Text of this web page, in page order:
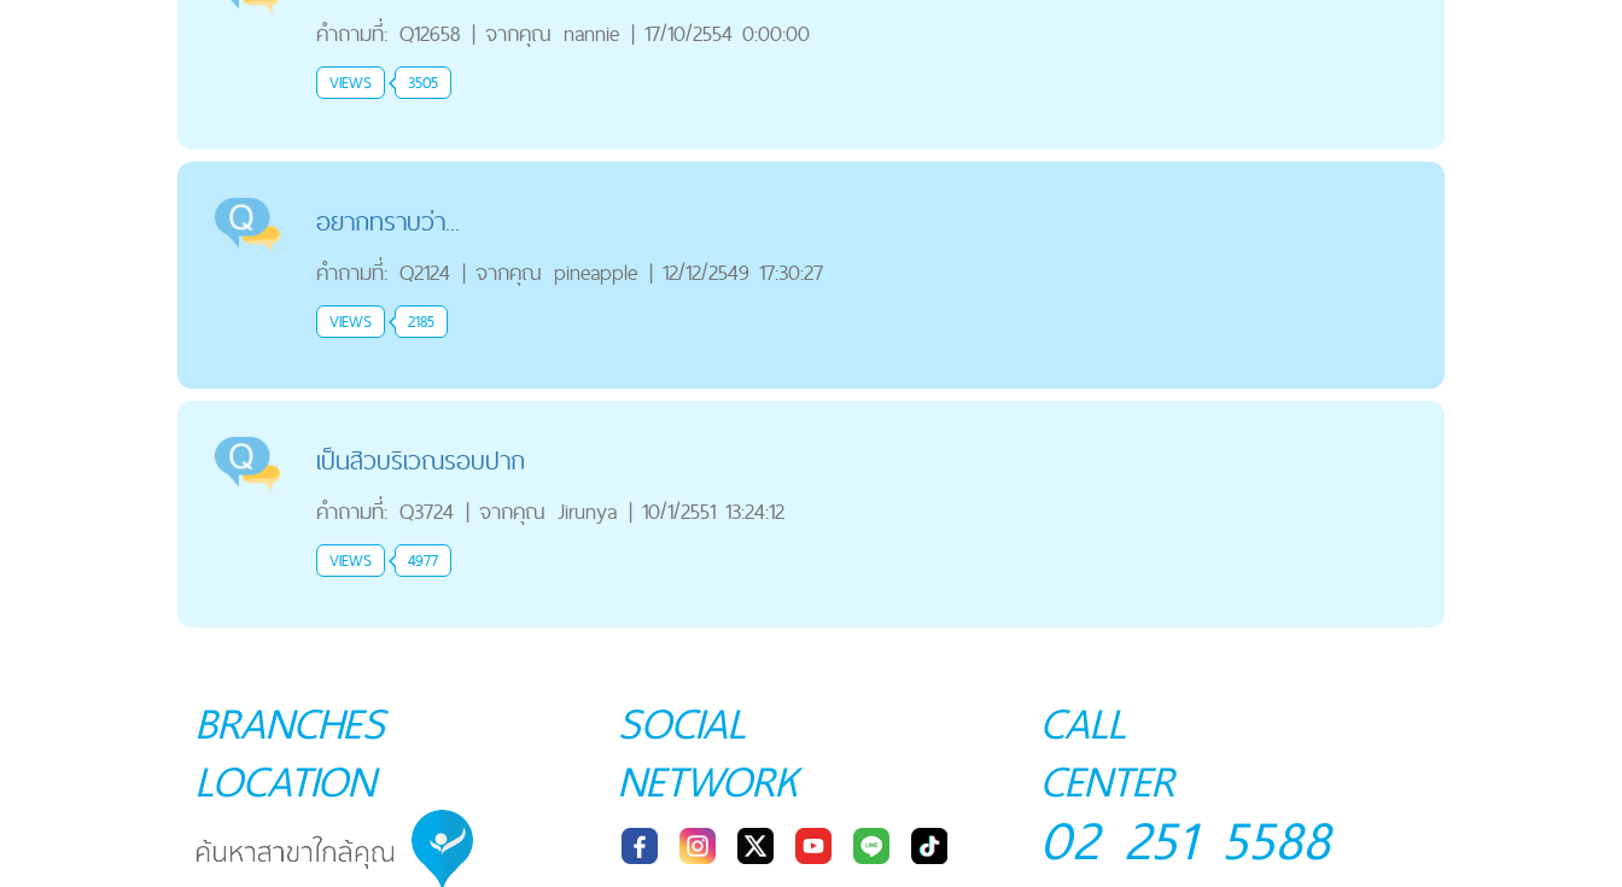
คำถามที่: Q12658 | จากคุณ nannie | 17/10/2554 0:00:00
VIEWS 3505
อยากทราบว่า...
คำถามที่: Q2124 | จากคุณ pineapple | 12/12/2549 17:30:27
VIEWS 2185
เป็นสิวบริเวณรอบปาก
คำถามที่: Q3724 | จากคุณ Jirunya | 10/1/2551 13:24:12
VIEWS 4977
BRANCHES
LOCATION
SOCIAL
NETWORK
CALL
CENTER
02 251 5588